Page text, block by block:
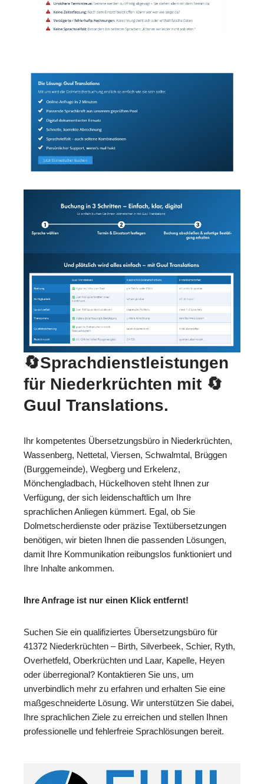
🔄Sprachdienstleistungen
für Niederkrüchten mit 🔄
Guul Translations.
Ihr kompetentes Übersetzungsbüro in Niederkrüchten,
Wassenberg, Nettetal, Viersen, Schwalmtal, Brüggen
(Burggemeinde), Wegberg und Erkelenz,
Mönchengladbach, Hückelhoven steht Ihnen zur
Verfügung, der sich leidenschaftlich um Ihre
sprachlichen Anliegen kümmert. Egal, ob Sie
Dolmetscherdienste oder präzise Textübersetzungen
benötigen, wir bieten Ihnen die passenden Lösungen,
damit Ihre Kommunikation reibungslos funktioniert und
Ihre Inhalte ankommen.
Ihre Anfrage ist nur einen Klick entfernt!
Suchen Sie ein qualifiziertes Übersetzungsbüro für
41372 Niederkrüchten – Birth, Silverbeek, Schier, Ryth,
Overhetfeld, Oberkrüchten und Laar, Kapelle, Heyen
oder überregional? Kontaktieren Sie uns, um
unverbindlich mehr zu erfahren und erhalten Sie eine
maßgeschneiderte Lösung. Wir unterstützen Sie dabei,
Ihre sprachlichen Ziele zu erreichen und stellen Ihnen
professionelle und fehlerfreie Sprachlösungen bereit.